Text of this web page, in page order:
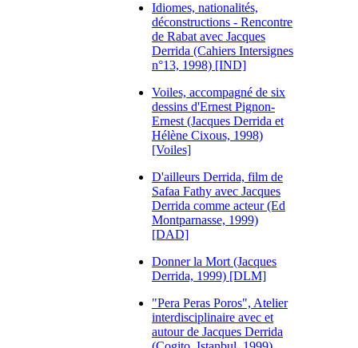
Idiomes, nationalités,
déconstructions - Rencontre
de Rabat avec Jacques
Derrida (Cahiers Intersignes
n°13, 1998) [IND]
Voiles, accompagné de six
dessins d'Ernest Pignon-
Ernest (Jacques Derrida et
Hélène Cixous, 1998)
[Voiles]
D'ailleurs Derrida, film de
Safaa Fathy avec Jacques
Derrida comme acteur (Ed
Montparnasse, 1999)
[DAD]
Donner la Mort (Jacques
Derrida, 1999) [DLM]
"Pera Peras Poros", Atelier
interdisciplinaire avec et
autour de Jacques Derrida